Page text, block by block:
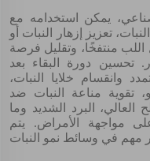
صناعي، يمكن استخدامه مع
تعزيز إزهار النبات أو
اللب منتفخًا، وتقليل فرصة
تحسين دورة البقاء بعد
وانقسام خلايا النبات،
تقوية مناعة النبات ضد
العالي، البرد الشديد وما
مواجهة الأمراض. يتم
كعنصر مهم في وسائط نمو النبات